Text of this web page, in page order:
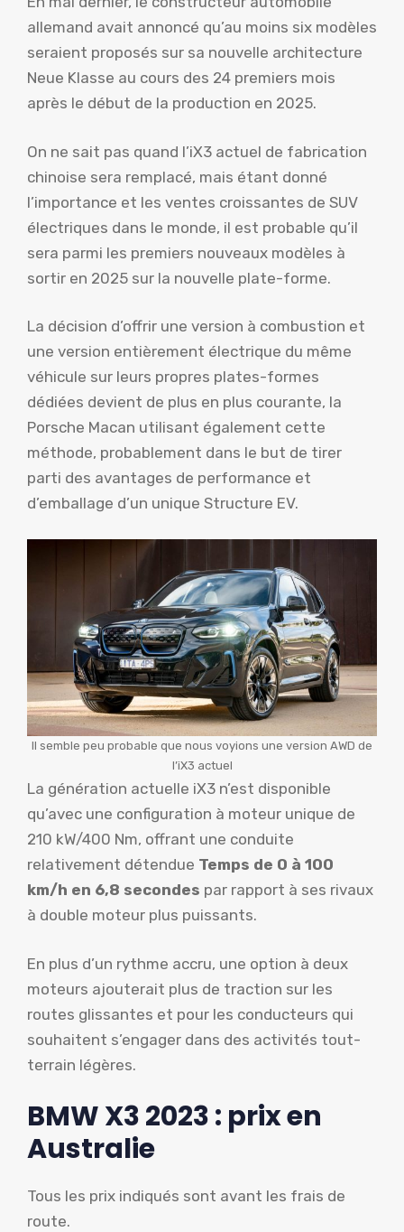
allemand avait annoncé qu’au moins six modèles
seraient proposés sur sa nouvelle architecture
Neue Klasse au cours des 24 premiers mois
après le début de la production en 2025.
On ne sait pas quand l’iX3 actuel de fabrication
chinoise sera remplacé, mais étant donné
l’importance et les ventes croissantes de SUV
électriques dans le monde, il est probable qu’il
sera parmi les premiers nouveaux modèles à
sortir en 2025 sur la nouvelle plate-forme.
La décision d’offrir une version à combustion et
une version entièrement électrique du même
véhicule sur leurs propres plates-formes
dédiées devient de plus en plus courante, la
Porsche Macan utilisant également cette
méthode, probablement dans le but de tirer
parti des avantages de performance et
d’emballage d’un unique Structure EV.
Il semble peu probable que nous voyions une version AWD de
l’iX3 actuel
La génération actuelle iX3 n’est disponible
qu’avec une configuration à moteur unique de
210 kW/400 Nm, offrant une conduite
relativement détendue Temps de 0 à 100
km/h en 6,8 secondes par rapport à ses rivaux
à double moteur plus puissants.
En plus d’un rythme accru, une option à deux
moteurs ajouterait plus de traction sur les
routes glissantes et pour les conducteurs qui
souhaitent s’engager dans des activités tout-
terrain légères.
BMW X3 2023 : prix en
Australie
Tous les prix indiqués sont avant les frais de
route.